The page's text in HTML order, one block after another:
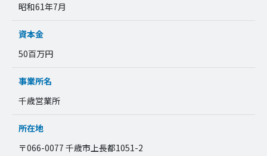
昭和61年7月
資本金
50百万円
事業所名
千歳営業所
所在地
〒066-0077 千歳市上長都1051-2